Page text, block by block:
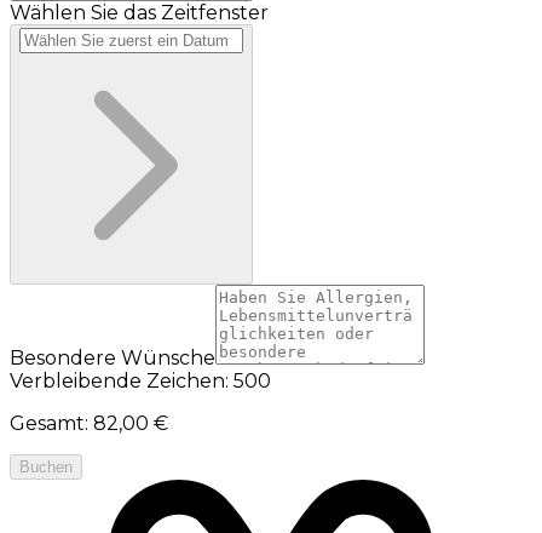
Wählen Sie das Zeitfenster
Besondere Wünsche
Verbleibende Zeichen: 500
Gesamt: 82,00 €
Buchen